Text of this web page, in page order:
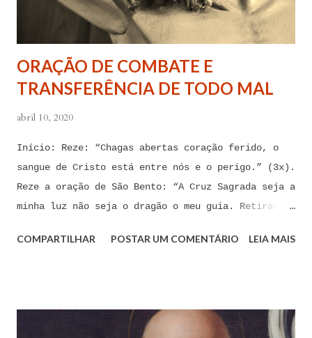
afastem de mim juntamente com todas as suas
tentações. Senhor Jesus, a partir de agora eu não
de impotência, de apego, de escravidão
sentimental, de devassidão, de adultério, de
ORAÇÃO DE COMBATE E
TRANSFERÊNCIA DE TODO MAL
abril 10, 2020
Início: Reze: “Chagas abertas coração ferido, o
sangue de Cristo está entre nós e o perigo.” (3x).
Reze a oração de São Bento: “A Cruz Sagrada seja a
minha luz não seja o dragão o meu guia. Retira-te
que me ofereces, bebe tu mesmo o teu veneno.” Reze
Aleluia!” Proclame com fé e autoridade: “O Senhor
COMPARTILHAR POSTAR UM COMENTÁRIO LEIA MAIS